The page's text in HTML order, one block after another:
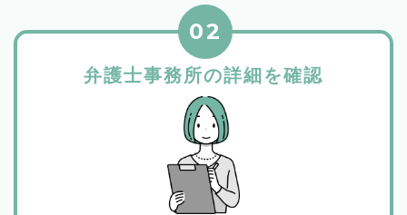
弁護士事務所の詳細を確認
02